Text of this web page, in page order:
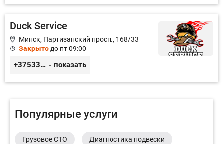
Duck Service
Минск, Партизанский просп., 168/33
Закрыто до пт 09:00
+375333416710 - показать
Популярные услуги
Грузовое СТО Диагностика подвески